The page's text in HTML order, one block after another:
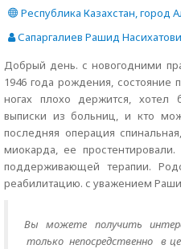
Республика Казахстан, город
Сапаргалиев Рашид
Добрый день. с новогодними
1946 года рождения, состояние
ногах плохо держится, хотел
выписки из больниц, и кто
последняя операция
миокарда, ее
поддерживающей терапии.
реабилитацию. с уважением
Вы можете получить
только непосредственно в